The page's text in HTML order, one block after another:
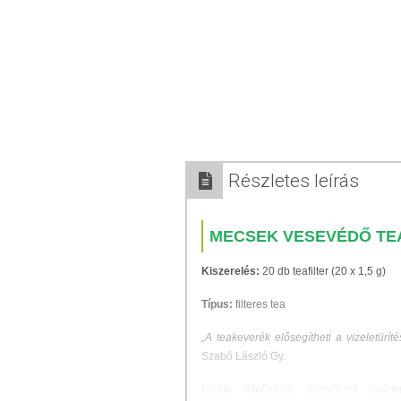
Részletes leírás
MECSEK VESEVÉDŐ
Kiszerelés: 20 db teafilter (20 x 1,5 g)
Típus: filteres tea
„A teakeverék elősegítheti a
Szabó László Gy.